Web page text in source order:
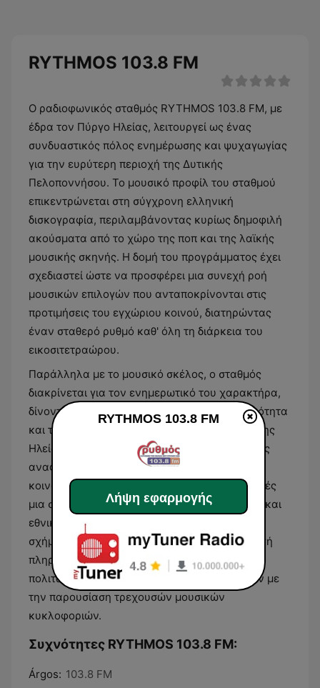
RYTHMOS 103.8 FM
Ο ραδιοφωνικός σταθμός RYTHMOS 103.8 FM, με
έδρα τον Πύργο Ηλείας, λειτουργεί ως ένας
συνδυαστικός πόλος ενημέρωσης και ψυχαγωγίας
για την ευρύτερη περιοχή της Δυτικής
Πελοποννήσου. Το μουσικό προφίλ του σταθμού
επικεντρώνεται στη σύγχρονη ελληνική
δισκογραφία, περιλαμβάνοντας κυρίως δημοφιλή
ακούσματα από το χώρο της ποπ και της λαϊκής
μουσικής σκηνής. Η δομή του προγράμματος έχει
σχεδιαστεί ώστε να προσφέρει μια συνεχή ροή
μουσικών επιλογών που ανταποκρίνονται στις
προτιμήσεις του εγχώριου κοινού, διατηρώντας
έναν σταθερό ρυθμό καθ' όλη τη διάρκεια του
εικοσιτετραώρου.
Παράλληλα με το μουσικό σκέλος, ο σταθμός
διακρίνεται για τον ενημερωτικό του χαρακτήρα,
δίνοντας προτεραιότητα στην τοπική επικαιρότητα
και τα ζητήματα που αφορούν την κοινωνία της
Ηλείας. Το περιεχόμενο περιλαμβάνει τακτικές
αναφορές σε ειδήσεις, αθλητικά γεγονότα και
κοινωνικά θέματα, παρέχοντας στους ακροατές
μια σφαιρική εικόνα των εξελίξεων σε τοπικό και
εθνικό επίπεδο. Μέσω αυτού του μεικτού
σχήματος, ο RYTHMOS 103.8 FM αποτελεί πηγή
πληροφόρησης για την καθημερινότητα των
πολιτών, συνδυάζοντας την παροχή ειδήσεων με
την παρουσίαση τρεχουσών μουσικών
κυκλοφοριών.
Συχνότητες RYTHMOS 103.8 FM:
Árgos: 103.8 FM
RYTHMOS 103.8 FM
Λήψη εφαρμογής